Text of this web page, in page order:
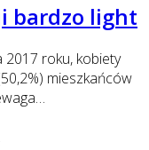
bardzo light
2017 roku, kobiety
mieszkańców
…